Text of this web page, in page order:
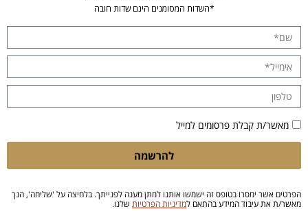
*השדות המסומנים הינם שדות חובה
מאשר/ת קבלת פרסומים למייל
להרשמה
הפרטים אשר ימסרו בטופס זה ישמשו אותנו למתן מענה לפנייתך. בלחיצה על 'שליחה', הנך
מאשר/ת את עיבוד המידע בהתאם למדיניות הפרטיות שלנו.